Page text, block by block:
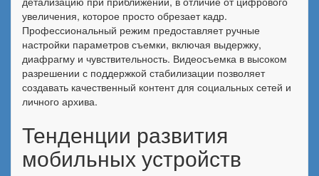
увеличения, которое просто обрезает кадр.
Профессиональный режим предоставляет ручные
настройки параметров съемки, включая выдержку,
диафрагму и чувствительность. Видеосъемка в высоком
разрешении с поддержкой стабилизации позволяет
создавать качественный контент для социальных сетей и
личного архива.
Тенденции развития
мобильных устройств